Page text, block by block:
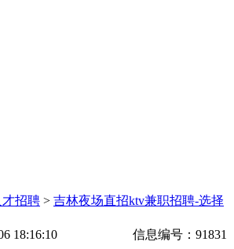
才招聘 > 吉林夜场直招ktv兼职招聘-选择
18:16:10 信息编号： 91831